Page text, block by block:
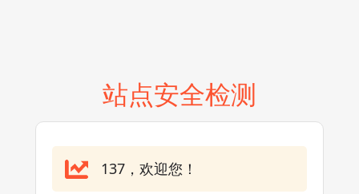
站点安全检测
137，欢迎您！